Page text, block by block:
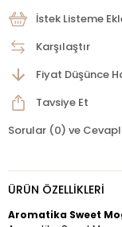
İstek Listeme
Karşılaştır
Fiyat Düşünce
Tavsiye Et
Sorular (0) ve
ÜRÜN ÖZELLIKLERI
Aromatika Sweet